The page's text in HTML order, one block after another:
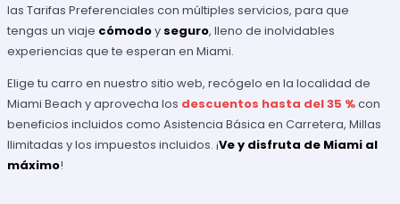
las Tarifas Preferenciales con múltiples servicios, para que
tengas un viaje cómodoy seguro, lleno de inolvidables
experiencias que te esperan en Miami.
Elige tu carro en nuestro sitio web, recógelo en la localidad de
Miami Beach y aprovecha los descuentos hasta del 35 %con
beneficios incluidos como Asistencia Básica en Carretera, Millas
Ilimitadas y los impuestos incluidos. ¡Ve y disfruta de Miami al
máximo!